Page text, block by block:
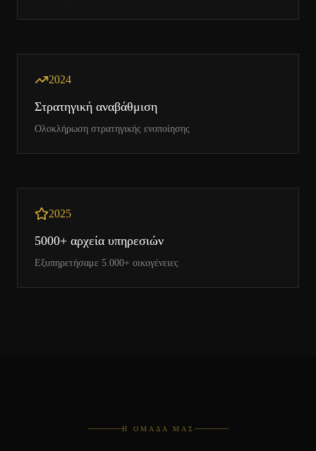
2024
Στρατηγική αναβάθμιση
Ολοκλήρωση στρατηγικής ενοποίησης
2025
5000+ αρχεία υπηρεσιών
Εξυπηρετήσαμε 5.000+ οικογένειες
Η ΟΜΆΔΑ ΜΑΣ